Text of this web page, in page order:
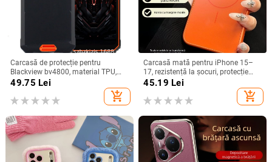
Carcasă de protecție pentru
Blackview bv4800, material TPU,
realizată manual, personalizabilă
49.75 Lei
add_shopping_cart
Carcasă mată pentru iPhone 15–
17, rezistență la șocuri, protecție
pentru obiectiv, prindere magnetică,
45.19 Lei
add_shopping_cart